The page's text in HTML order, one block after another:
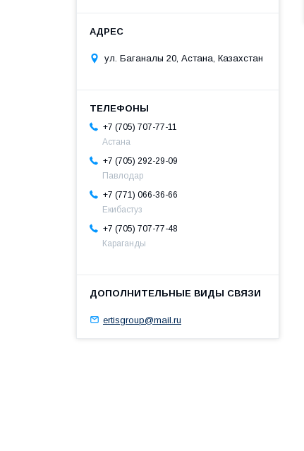
ул. Баганалы 20, Астана, Казахстан
+7 (705) 707-77-11
Астана
+7 (705) 292-29-09
Павлодар
+7 (771) 066-36-66
Екибастуз
+7 (705) 707-77-48
Караганды
ertisgroup@mail.ru